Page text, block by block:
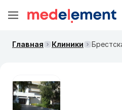
Главная Клиники